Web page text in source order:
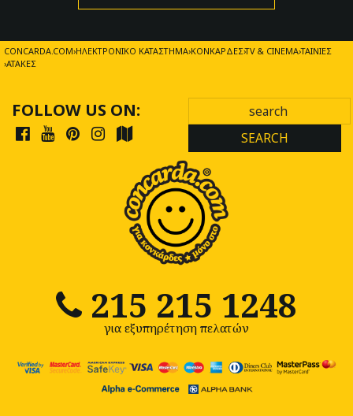
CONCARDA.COM ΗΛΕΚΤΡΟΝΙΚΌ ΚΑΤΆΣΤΗΜΑ ΚΟΝΚΆΡΔΕΣTV & CINEMA ΤΑΙΝΊΕΣ
ΑΤΆΚΕΣ
FOLLOW US ON:
SEARCH
215 215 1248
για εξυπηρέτηση πελατών